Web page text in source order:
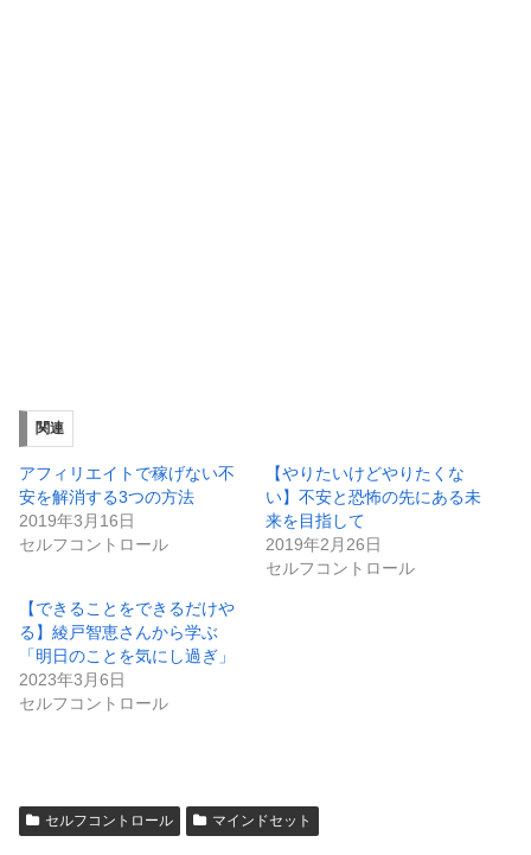
関連
アフィリエイトで稼げない不
安を解消する3つの方法
2019年3月16日
セルフコントロール
【やりたいけどやりたくな
い】不安と恐怖の先にある未
来を目指して
2019年2月26日
セルフコントロール
【できることをできるだけや
る】綾戸智恵さんから学ぶ
「明日のことを気にし過ぎ」
2023年3月6日
セルフコントロール
セルフコントロール マインドセット